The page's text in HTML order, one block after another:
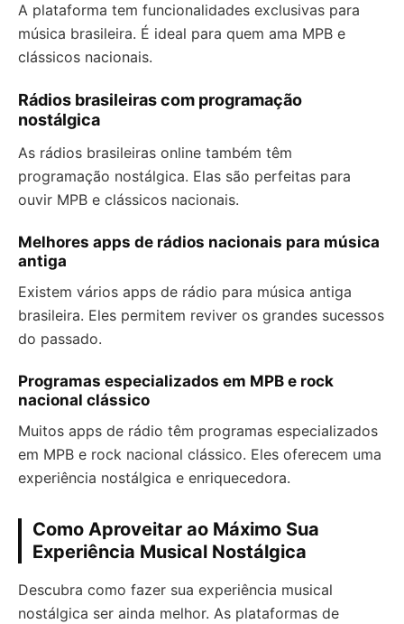
A plataforma tem funcionalidades exclusivas para
música brasileira. É ideal para quem ama MPB e
clássicos nacionais.
Rádios brasileiras com programação
nostálgica
As rádios brasileiras online também têm
programação nostálgica. Elas são perfeitas para
ouvir MPB e clássicos nacionais.
Melhores apps de rádios nacionais para música
antiga
Existem vários apps de rádio para música antiga
brasileira. Eles permitem reviver os grandes sucessos
do passado.
Programas especializados em MPB e rock
nacional clássico
Muitos apps de rádio têm programas especializados
em MPB e rock nacional clássico. Eles oferecem uma
experiência nostálgica e enriquecedora.
Como Aproveitar ao Máximo Sua
Experiência Musical Nostálgica
Descubra como fazer sua experiência musical
nostálgica ser ainda melhor. As plataformas de